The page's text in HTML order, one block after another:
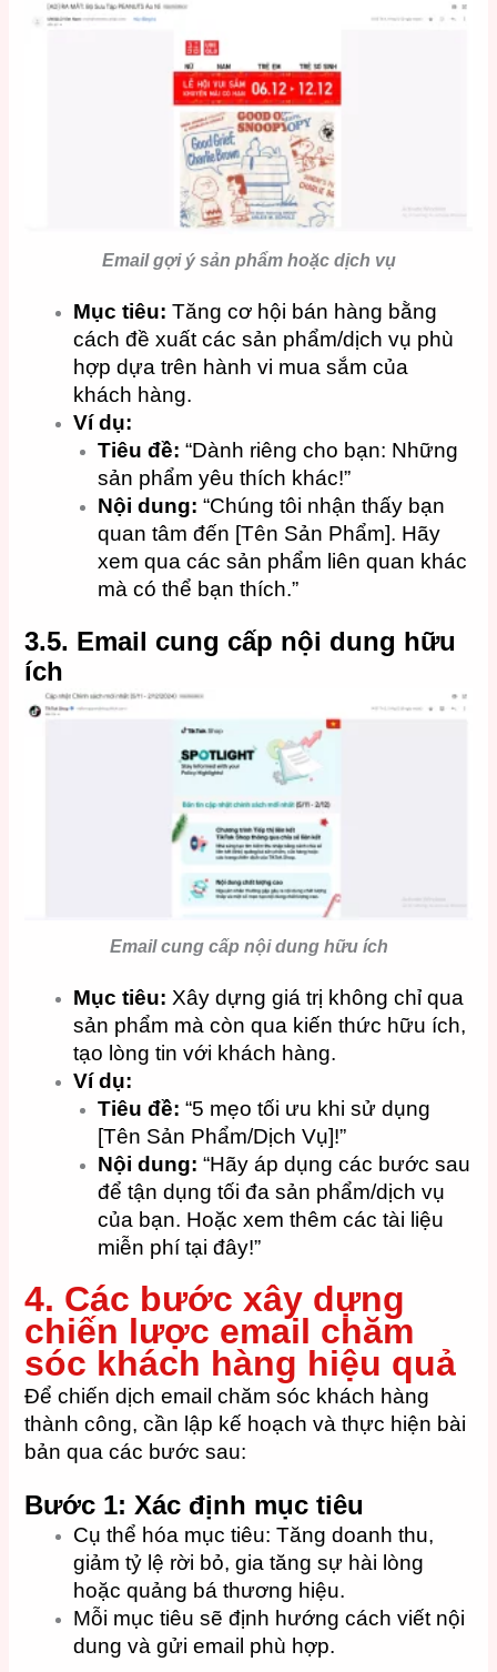
Email gợi ý sản phẩm hoặc dịch vụ
Mục tiêu: Tăng cơ hội bán hàng bằng
cách đề xuất các sản phẩm/dịch vụ phù
hợp dựa trên hành vi mua sắm của
khách hàng.
Ví dụ:
Tiêu đề: “Dành riêng cho bạn: Những
sản phẩm yêu thích khác!”
Nội dung: “Chúng tôi nhận thấy bạn
quan tâm đến [Tên Sản Phẩm]. Hãy
xem qua các sản phẩm liên quan khác
mà có thể bạn thích.”
3.5. Email cung cấp nội dung hữu
ích
Email cung cấp nội dung hữu ích
Mục tiêu: Xây dựng giá trị không chỉ qua
sản phẩm mà còn qua kiến thức hữu ích,
tạo lòng tin với khách hàng.
Ví dụ:
Tiêu đề: “5 mẹo tối ưu khi sử dụng
[Tên Sản Phẩm/Dịch Vụ]!”
Nội dung: “Hãy áp dụng các bước sau
để tận dụng tối đa sản phẩm/dịch vụ
của bạn. Hoặc xem thêm các tài liệu
miễn phí tại đây!”
4. Các bước xây dựng
chiến lược email chăm
sóc khách hàng hiệu quả
Để chiến dịch email chăm sóc khách hàng
thành công, cần lập kế hoạch và thực hiện bài
bản qua các bước sau:
Bước 1: Xác định mục tiêu
Cụ thể hóa mục tiêu: Tăng doanh thu,
giảm tỷ lệ rời bỏ, gia tăng sự hài lòng
hoặc quảng bá thương hiệu.
Mỗi mục tiêu sẽ định hướng cách viết nội
dung và gửi email phù hợp.